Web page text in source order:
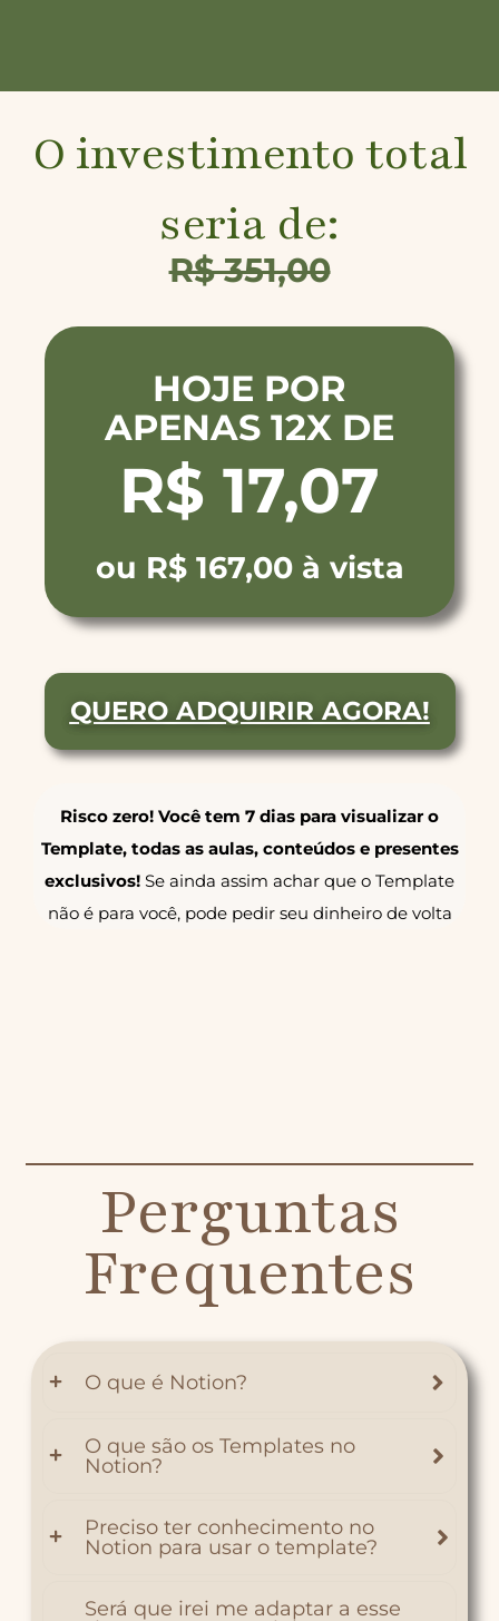
O investimento total
seria de:
R$ 351,00
HOJE POR
APENAS 12X DE
R$ 17,07
ou R$ 167,00 à vista
QUERO ADQUIRIR AGORA!
Risco zero! Você tem 7 dias para visualizar o
Template, todas as aulas, conteúdos e presentes
exclusivos! Se ainda assim achar que o Template
não é para você, pode pedir seu dinheiro de volta
Perguntas
Frequentes
O que é Notion?
O que são os Templates no
Notion?
Preciso ter conhecimento no
Notion para usar o template?
Será que irei me adaptar a esse